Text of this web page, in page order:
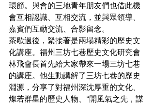
環節。與會的三地青年朋友們也借此機
會互相認識、互相交流，並與眾領導、
嘉賓們互動交流、合影留念。
茶歇過後，緊接著是兩場精彩的歷史文
化講座。福州三坊七巷歷史文化研究會
林飛會長首先給大家帶來一場三坊七巷
的講座。他生動講解了三坊七巷的歷史
淵源，分享了對福州深沈厚重的文化、
燦若群星的歷史人物、“開風氣之先，謀